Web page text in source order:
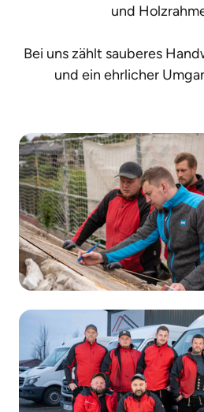
und
Bei uns zählt sauberes
und ein ehrlicher